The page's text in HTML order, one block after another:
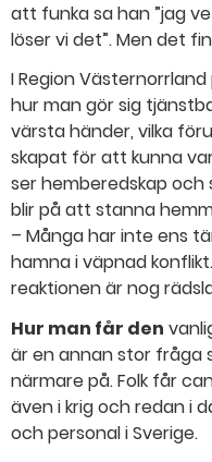
att funka sa han ”jag
löser vi det”. Men det
I Region
hur man gör sig
värsta händer, vilka
skapat för att kunna
ser hemberedskap
blir på att stanna
– Många har inte ens
hamna i väpnad
reaktionen är nog
Hur man får den
är en annan stor fråga
närmare på. Folk får
även i krig och redan i
och personal i Sverige.